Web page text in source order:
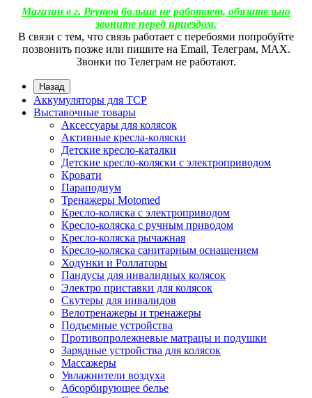
Магазин в г. Реутов больше не работает, обязательно
звоните перед приездом.
В связи с тем, что связь работает с перебоями попробуйте
позвонить позже или пишите на Email, Телеграм, МАХ.
Звонки по Телеграм не работают.
Назад
Аккумуляторы для ТСР
Выставочные товары
Аксессуары для колясок
Активные кресла-коляски
Детские кресло-каталки
Детские кресло-коляски с электроприводом
Кровати
Параподиум
Тренажеры Motomed
Кресло-коляска с электроприводом
Кресло-коляска с ручным приводом
Кресло-коляска рычажная
Кресло-коляска санитарным оснащением
Ходунки и Роллаторы
Пандусы для инвалидных колясок
Электро приставки для колясок
Скутеры для инвалидов
Велотренажеры и тренажеры
Подъемные устройства
Противопролежневые матрацы и подушки
Зарядные устройства для колясок
Массажеры
Увлажнители воздуха
Абсорбирующее белье